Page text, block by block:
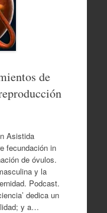
de
Asistida
fecundación in
de óvulos.
y la
Podcast.
dedica un
y a…